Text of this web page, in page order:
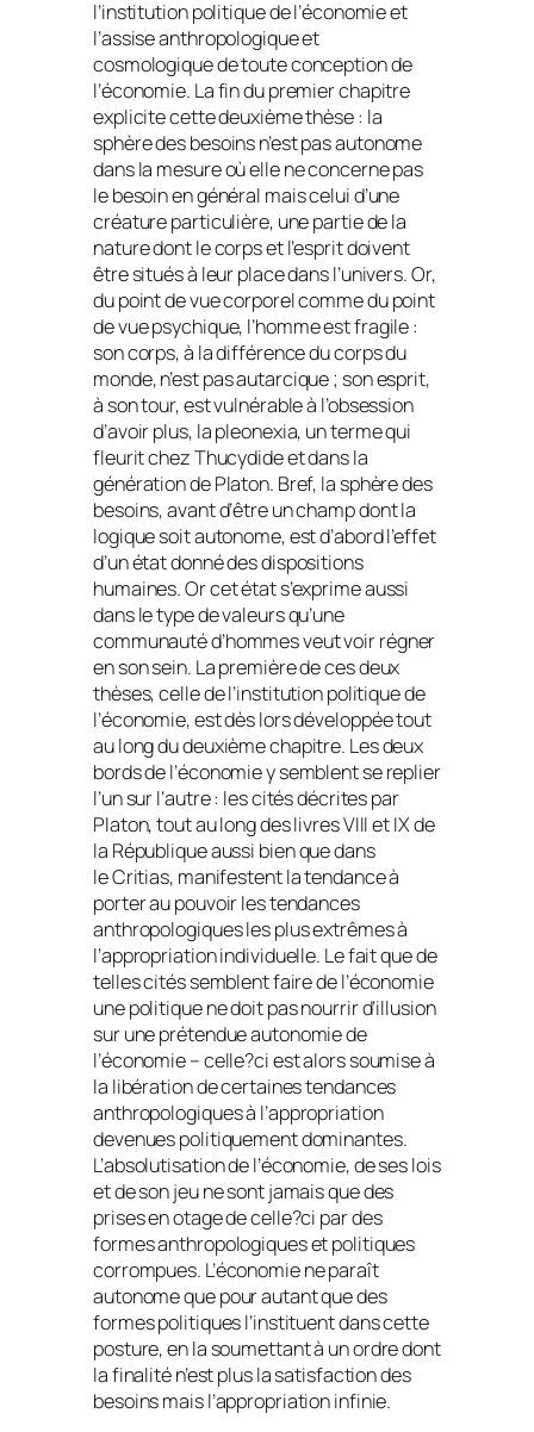
l’institution politique de l’économie et
l’assise anthropologique et
cosmologique de toute conception de
l’économie. La fin du premier chapitre
explicite cette deuxième thèse : la
sphère des besoins n’est pas autonome
dans la mesure où elle ne concerne pas
le besoin en général mais celui d’une
créature particulière, une partie de la
nature dont le corps et l’esprit doivent
être situés à leur place dans l’univers. Or,
du point de vue corporel comme du point
de vue psychique, l’homme est fragile :
son corps, à la différence du corps du
monde, n’est pas autarcique ; son esprit,
à son tour, est vulnérable à l’obsession
d’avoir plus, lapleonexia, un terme qui
fleurit chez Thucydide et dans la
génération de Platon. Bref, la sphère des
besoins, avant d’être un champ dont la
logique soit autonome, est d’abord l’effet
d’un état donné des dispositions
humaines. Or cet état s’exprime aussi
dans le type de valeurs qu’une
communauté d’hommes veut voir régner
en son sein. La première de ces deux
thèses, celle de l’institution politique de
l’économie, est dès lors développée tout
au long du deuxième chapitre. Les deux
bords de l’économie y semblent se replier
l’un sur l’autre : les cités décrites par
Platon, tout au long des livres VIII et IX de
la Républiqueaussi bien que dans
leCritias, manifestent la tendance à
porter au pouvoir les tendances
anthropologiques les plus extrêmes à
l’appropriation individuelle. Le fait que de
telles cités semblent faire de l’économie
une politique ne doit pas nourrir d’illusion
sur une prétendue autonomie de
l’économie – celle?ci est alors soumise à
la libération de certaines tendances
anthropologiques à l’appropriation
devenues politiquement dominantes.
L’absolutisation de l’économie, de ses lois
et de son jeu ne sont jamais que des
prises en otage de celle?ci par des
formes anthropologiques et politiques
corrompues. L’économie ne paraît
autonome que pour autant que des
formes politiques l’instituent dans cette
posture, en la soumettant à un ordre dont
la finalité n’est plus la satisfaction des
besoins mais l’appropriation infinie.